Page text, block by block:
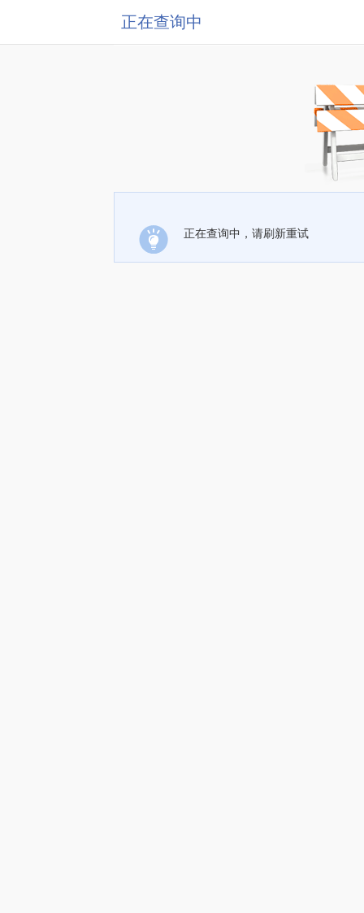
正在查询中
正在查询中，请刷新重试